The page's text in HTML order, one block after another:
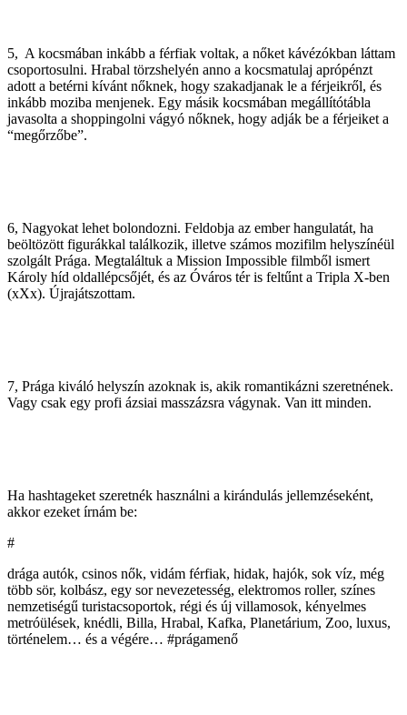
5, A kocsmában inkább a férfiak voltak, a nőket kávézókban láttam
csoportosulni. Hrabal törzshelyén anno a kocsmatulaj aprópénzt
adott a betérni kívánt nőknek, hogy szakadjanak le a férjeikről, és
inkább moziba menjenek. Egy másik kocsmában megállítótábla
javasolta a shoppingolni vágyó nőknek, hogy adják be a férjeiket a
“megőrzőbe”.
6, Nagyokat lehet bolondozni. Feldobja az ember hangulatát, ha
beöltözött figurákkal találkozik, illetve számos mozifilm helyszínéül
szolgált Prága. Megtaláltuk a Mission Impossible filmből ismert
Károly híd oldallépcsőjét, és az Óváros tér is feltűnt a Tripla X-ben
(xXx). Újrajátszottam.
7, Prága kiváló helyszín azoknak is, akik romantikázni szeretnének.
Vagy csak egy profi ázsiai masszázsra vágynak. Van itt minden.
Ha hashtageket szeretnék használni a kirándulás jellemzéseként,
akkor ezeket írnám be:
#
drága autók, csinos nők, vidám férfiak, hidak, hajók, sok víz, még
több sör, kolbász, egy sor nevezetesség, elektromos roller, színes
nemzetiségű turistacsoportok, régi és új villamosok, kényelmes
metróülések, knédli, Billa, Hrabal, Kafka, Planetárium, Zoo, luxus,
történelem… és a végére… #prágamenő